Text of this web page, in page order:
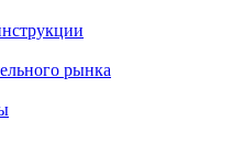
рынка